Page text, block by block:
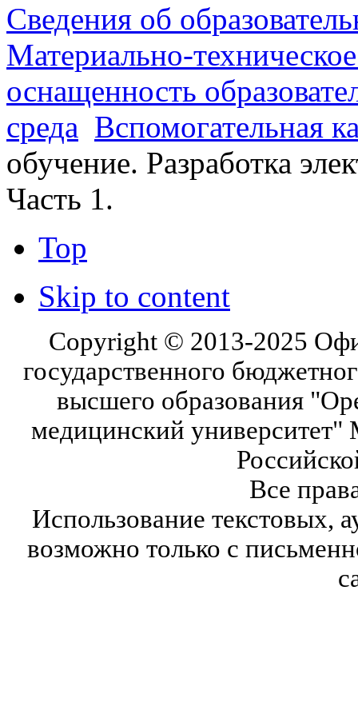
Сведения об
Материально-
оснащенность
среда Вспомогательная
обучение. Разработка
Часть 1.
Top
Skip to content
Copyright © 2013-2025
государственного
высшего образования
медицинский университет"
Все
Использование текстовых,
возможно только с